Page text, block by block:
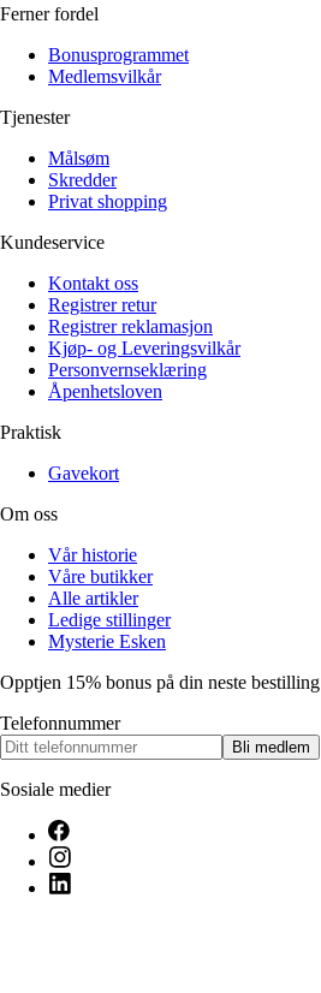
Ferner fordel
Bonusprogrammet
Medlemsvilkår
Tjenester
Målsøm
Skredder
Privat shopping
Kundeservice
Kontakt oss
Registrer retur
Registrer reklamasjon
Kjøp- og Leveringsvilkår
Personvernseklæring
Åpenhetsloven
Praktisk
Gavekort
Om oss
Vår historie
Våre butikker
Alle artikler
Ledige stillinger
Mysterie Esken
Opptjen 15% bonus på din neste bestilling
Telefonnummer
Bli medlem
Sosiale medier